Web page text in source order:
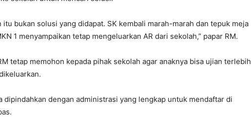
itu bukan solusi yang didapat. SK kembali marah-marah dan tepuk meja
1 menyampaikan tetap mengeluarkan AR dari sekolah,” papar RM.
tetap memohon kepada pihak sekolah agar anaknya bisa ujian terlebih
dipindahkan dengan administrasi yang lengkap untuk mendaftar di